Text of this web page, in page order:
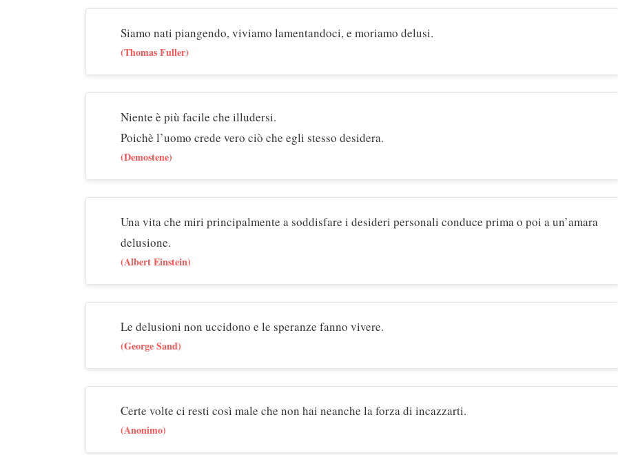
Siamo nati piangendo, viviamo lamentandoci, e moriamo delusi.
(Thomas Fuller)
Niente è più facile che illudersi.
Poichè l’uomo crede vero ciò che egli stesso desidera.
(Demostene)
Una vita che miri principalmente a soddisfare i desideri personali conduce prima o poi a un’amara
delusione.
(Albert Einstein)
Le delusioni non uccidono e le speranze fanno vivere.
(George Sand)
Certe volte ci resti così male che non hai neanche la forza di incazzarti.
(Anonimo)